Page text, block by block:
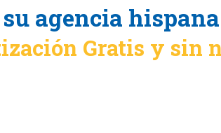
agencia
Gratis y sin